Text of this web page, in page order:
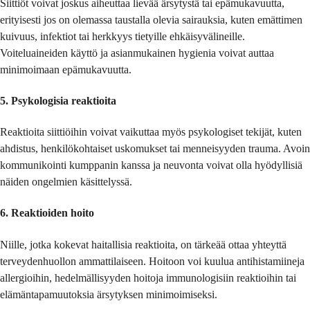
Siittiöt voivat joskus aiheuttaa lievää ärsytystä tai epämukavuutta,
erityisesti jos on olemassa taustalla olevia sairauksia, kuten emättimen
kuivuus, infektiot tai herkkyys tietyille ehkäisyvälineille.
Voiteluaineiden käyttö ja asianmukainen hygienia voivat auttaa
minimoimaan epämukavuutta.
5. Psykologisia reaktioita
Reaktioita siittiöihin voivat vaikuttaa myös psykologiset tekijät, kuten
ahdistus, henkilökohtaiset uskomukset tai menneisyyden trauma. Avoin
kommunikointi kumppanin kanssa ja neuvonta voivat olla hyödyllisiä
näiden ongelmien käsittelyssä.
6. Reaktioiden hoito
Niille, jotka kokevat haitallisia reaktioita, on tärkeää ottaa yhteyttä
terveydenhuollon ammattilaiseen. Hoitoon voi kuulua antihistamiineja
allergioihin, hedelmällisyyden hoitoja immunologisiin reaktioihin tai
elämäntapamuutoksia ärsytyksen minimoimiseksi.